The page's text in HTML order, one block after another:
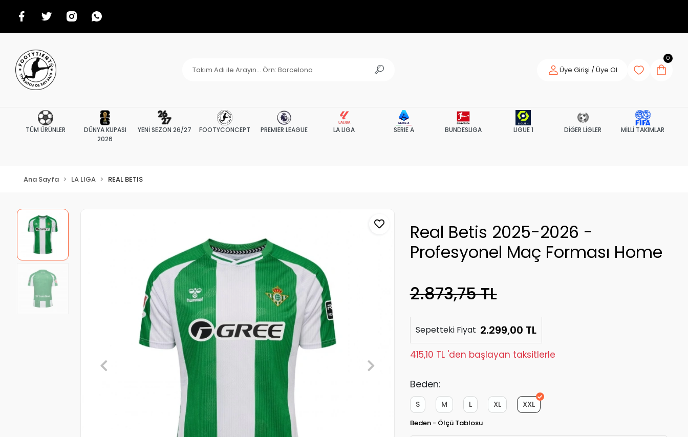
Üye Girişi / Üye Ol
0
TÜM ÜRÜNLER
DÜNYA KUPASI
2026
YENİ SEZON 26/27 FOOTYCONCEPT PREMIER LEAGUE LA LIGA SERIE A BUNDESLIGA LIGUE 1 DİĞER LİGLER MİLLİ TAKIMLAR
Ana Sayfa LA LIGA REAL BETIS
Real Betis 2025-2026 -
Profesyonel Maç Forması Home
2.873,75 TL
Sepetteki Fiyat 2.299,00 TL
415,10 TL 'den başlayan taksitlerle
Beden:
XXL
XL
L
M
S
Beden - Ölçü Tablosu